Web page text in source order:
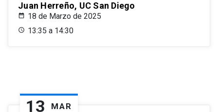
Juan Herreño, UC San Diego
18 de Marzo de 2025
13:35 a 14:30
13 MAR